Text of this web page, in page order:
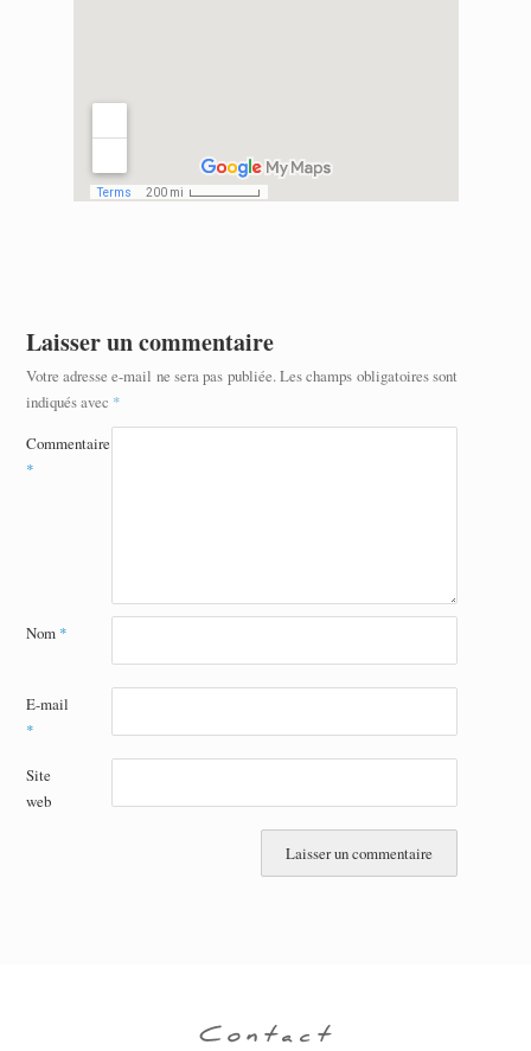
Laisser un commentaire
Votre adresse e-mail ne sera pas publiée. Les champs obligatoires sont
indiqués avec *
Commentaire
*
Nom *
E-mail
*
Site
web
Contact